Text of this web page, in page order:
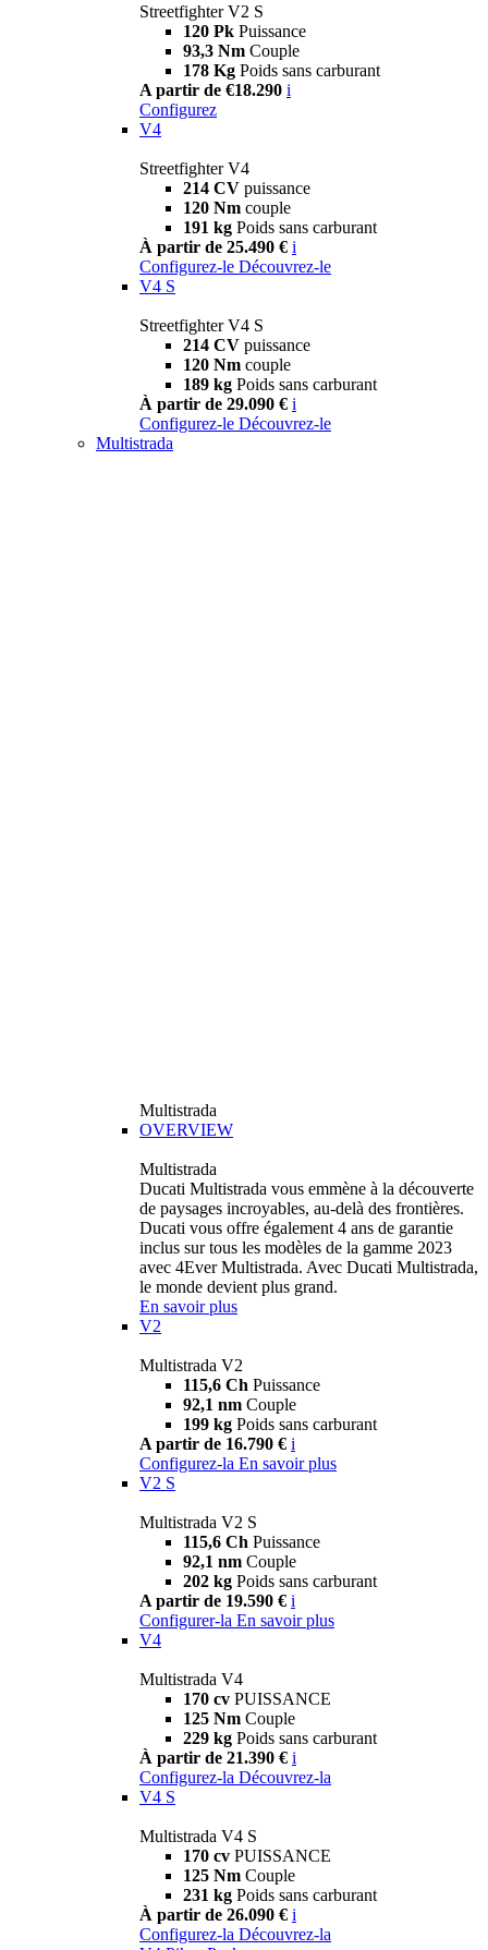
Streetfighter V2 S
120 Pk Puissance
93,3 Nm Couple
178 Kg Poids sans carburant
A partir de €18.290 i
Configurez
V4
Streetfighter V4
214 CV puissance
120 Nm couple
191 kg Poids sans carburant
À partir de 25.490 € i
Configurez-le Découvrez-le
V4 S
Streetfighter V4 S
214 CV puissance
120 Nm couple
189 kg Poids sans carburant
À partir de 29.090 € i
Configurez-le Découvrez-le
Multistrada
Multistrada
OVERVIEW
Multistrada
Ducati Multistrada vous emmène à la découverte
de paysages incroyables, au-delà des frontières.
Ducati vous offre également 4 ans de garantie
inclus sur tous les modèles de la gamme 2023
avec 4Ever Multistrada. Avec Ducati Multistrada,
le monde devient plus grand.
En savoir plus
V2
Multistrada V2
115,6 Ch Puissance
92,1 nm Couple
199 kg Poids sans carburant
A partir de 16.790 € i
Configurez-la En savoir plus
V2 S
Multistrada V2 S
115,6 Ch Puissance
92,1 nm Couple
202 kg Poids sans carburant
A partir de 19.590 € i
Configurer-la En savoir plus
V4
Multistrada V4
170 cv PUISSANCE
125 Nm Couple
229 kg Poids sans carburant
À partir de 21.390 € i
Configurez-la Découvrez-la
V4 S
Multistrada V4 S
170 cv PUISSANCE
125 Nm Couple
231 kg Poids sans carburant
À partir de 26.090 € i
Configurez-la Découvrez-la